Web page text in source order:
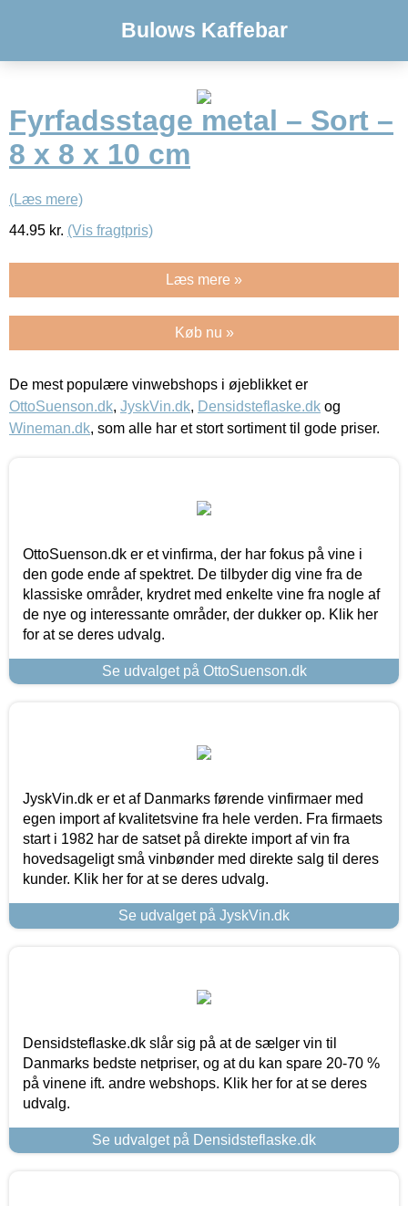
Bulows Kaffebar
Fyrfadsstage metal – Sort –
8 x 8 x 10 cm
(Læs mere)
44.95 kr. (Vis fragtpris)
Læs mere »
Køb nu »
De mest populære vinwebshops i øjeblikket er
OttoSuenson.dk, JyskVin.dk, Densidsteflaske.dk og
Wineman.dk, som alle har et stort sortiment til gode priser.
OttoSuenson.dk er et vinfirma, der har fokus på vine i
den gode ende af spektret. De tilbyder dig vine fra de
klassiske områder, krydret med enkelte vine fra nogle af
de nye og interessante områder, der dukker op. Klik her
for at se deres udvalg.
Se udvalget på OttoSuenson.dk
JyskVin.dk er et af Danmarks førende vinfirmaer med
egen import af kvalitetsvine fra hele verden. Fra firmaets
start i 1982 har de satset på direkte import af vin fra
hovedsageligt små vinbønder med direkte salg til deres
kunder. Klik her for at se deres udvalg.
Se udvalget på JyskVin.dk
Densidsteflaske.dk slår sig på at de sælger vin til
Danmarks bedste netpriser, og at du kan spare 20-70 %
på vinene ift. andre webshops. Klik her for at se deres
udvalg.
Se udvalget på Densidsteflaske.dk